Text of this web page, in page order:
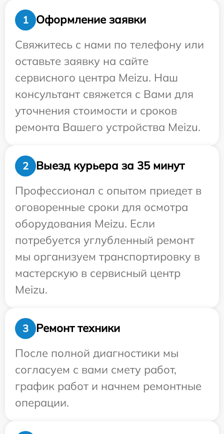
1
Оформление заявки
Свяжитесь с нами по телефону или
оставьте заявку на сайте
сервисного центра Meizu. Наш
консультант свяжется с Вами для
уточнения стоимости и сроков
ремонта Вашего устройства Meizu.
2
Выезд курьера за 35 минут
Профессионал с опытом приедет в
оговоренные сроки для осмотра
оборудования Meizu. Если
потребуется углубленный ремонт
мы организуем транспортировку в
мастерскую в сервисный центр
Meizu.
3
Ремонт техники
После полной диагностики мы
согласуем с вами смету работ,
график работ и начнем ремонтные
операции.